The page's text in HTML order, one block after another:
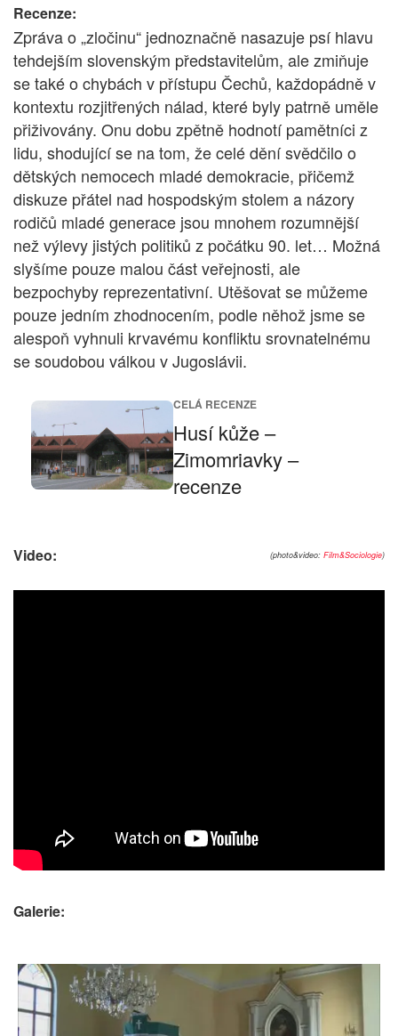
Recenze:
Zpráva o „zločinu“ jednoznačně nasazuje psí hlavu
tehdejším slovenským představitelům, ale zmiňuje
se také o chybách v přístupu Čechů, každopádně v
kontextu rozjitřených nálad, které byly patrně uměle
přiživovány. Onu dobu zpětně hodnotí pamětníci z
lidu, shodující se na tom, že celé dění svědčilo o
dětských nemocech mladé demokracie, přičemž
diskuze přátel nad hospodským stolem a názory
rodičů mladé generace jsou mnohem rozumnější
než výlevy jistých politiků z počátku 90. let… Možná
slyšíme pouze malou část veřejnosti, ale
bezpochyby reprezentativní. Utěšovat se můžeme
pouze jedním zhodnocením, podle něhož jsme se
alespoň vyhnuli krvavému konfliktu srovnatelnému
se soudobou válkou v Jugoslávii.
CELÁ RECENZE
Husí kůže –
Zimomriavky –
recenze
(photo&video: Film&Sociologie)
Video:
Galerie: